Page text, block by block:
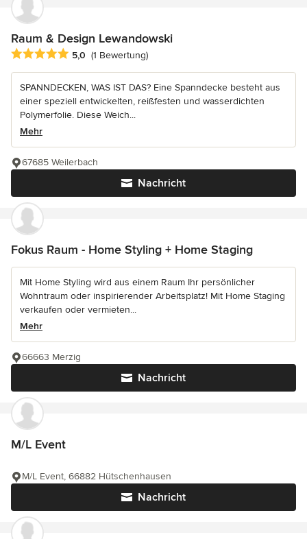
Raum & Design Lewandowski
Durchschnittliche Bewertung: 5 von 5 Sternen
5,0 (1 Bewertung)
SPANNDECKEN, WAS IST DAS? Eine Spanndecke besteht aus
einer speziell entwickelten, reißfesten und wasserdichten
Polymerfolie. Diese Weich...
Mehr
Nachricht
67685 Weilerbach
Fokus Raum - Home Styling + Home Staging
Mit Home Styling wird aus einem Raum Ihr persönlicher
Wohntraum oder inspirierender Arbeitsplatz! Mit Home Staging
verkaufen oder vermieten...
Mehr
Nachricht
66663 Merzig
M/L Event
Nachricht
M/L Event, 66882 Hütschenhausen